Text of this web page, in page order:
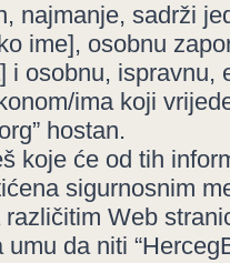
najmanje, sadrži
ime], osobnu
i osobnu, ispravnu,
ima koji
hostan.
koje će od tih
sigurnosnim
Web
da niti